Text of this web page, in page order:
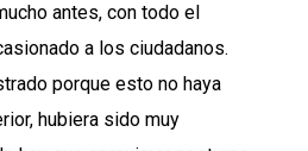
antes, con todo el
a los ciudadanos.
porque esto no haya
hubiera sido muy